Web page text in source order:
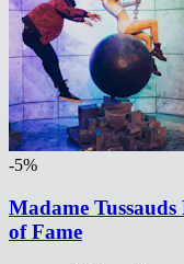
-5%
Madame
of Fame